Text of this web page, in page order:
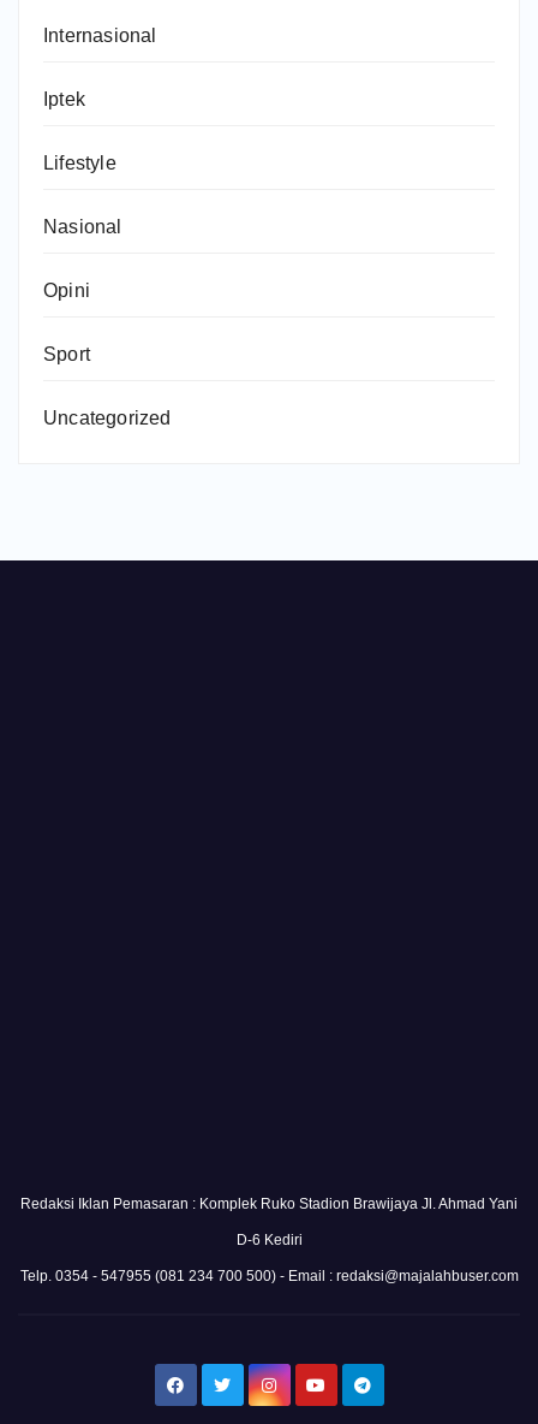
Internasional
Iptek
Lifestyle
Nasional
Opini
Sport
Uncategorized
Redaksi Iklan Pemasaran : Komplek Ruko Stadion Brawijaya Jl. Ahmad Yani
D-6 Kediri
Telp. 0354 - 547955 (081 234 700 500) - Email : redaksi@majalahbuser.com